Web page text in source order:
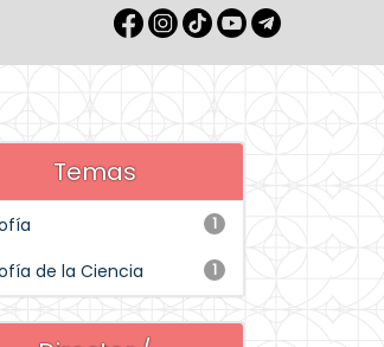
Temas
1
1
de la Ciencia